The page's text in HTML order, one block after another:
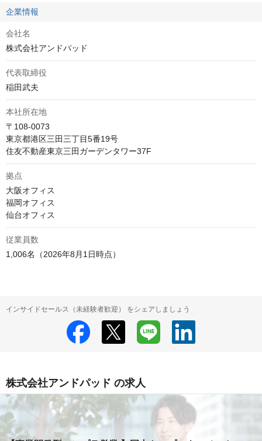
企業情報
会社名
株式会社アンドパッド
代表取締役
稲田武夫
本社所在地
〒108-0073
東京都港区三田三丁目5番19号
住友不動産東京三田ガーデンタワー37F
拠点
大阪オフィス
福岡オフィス
仙台オフィス
従業員数
1,006名（2026年8月1日時点）
インサイドセールス（未経験者歓迎） をシェアしましょう
株式会社アンドパッド の求人